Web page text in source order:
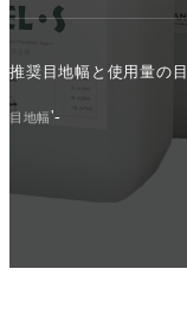
推奨目地幅と使用量の
目地幅'-